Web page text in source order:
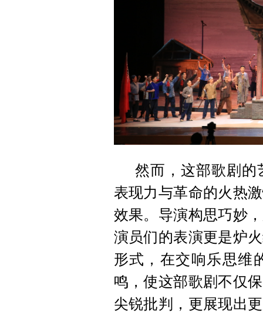
然而，这部歌剧的
表现力与革命的火热
效果。导演构思巧妙
演员们的表演更是炉
形式，在交响乐思维
鸣，使这部歌剧不仅
尖锐批判，更展现出